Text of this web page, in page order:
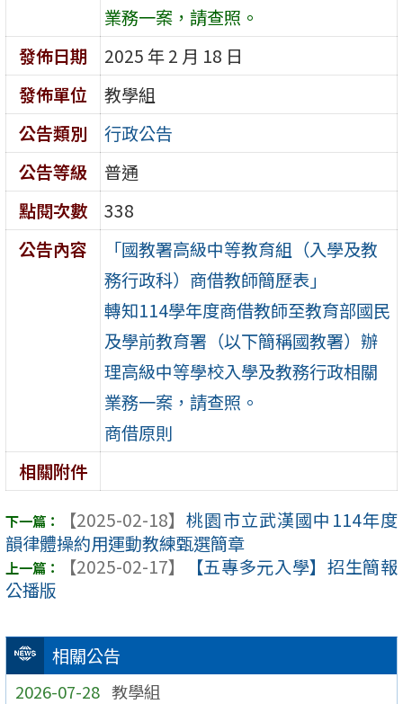
相關公告
2026-07-28 教學組
業務一案，請查照。
發佈日期
2025 年 2 月 18 日
發佈單位
教學組
公告類別
行政公告
公告等級
普通
點閱次數
338
公告內容
「國教署高級中等教育組（入學及教
務行政科）商借教師簡歷表」
轉知114學年度商借教師至教育部國民
及學前教育署（以下簡稱國教署）辦
理高級中等學校入學及教務行政相關
業務一案，請查照。
商借原則
相關附件
【2025-02-18】 桃園市立武漢國中114年度
韻律體操約用運動教練甄選簡章
【2025-02-17】
【五專多元入學】招生簡報
公播版